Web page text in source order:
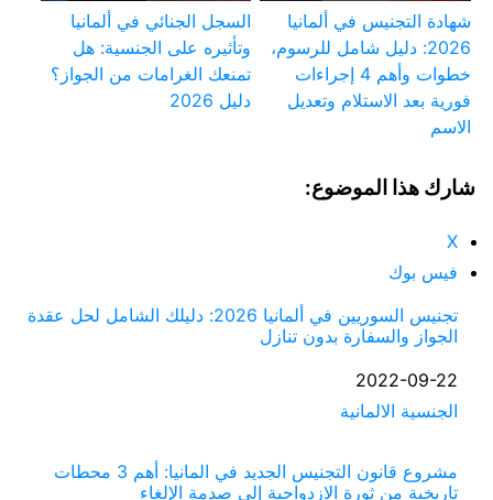
شهادة التجنيس في ألمانيا
2026: دليل شامل للرسوم،
خطوات وأهم 4 إجراءات
فورية بعد الاستلام وتعديل
الاسم
السجل الجنائي في ألمانيا
وتأثيره على الجنسية: هل
تمنعك الغرامات من الجواز؟
دليل 2026
شارك هذا الموضوع:
X
فيس بوك
تجنيس السوريين في ألمانيا 2026: دليلك الشامل لحل عقدة
الجواز والسفارة بدون تنازل
التاريخ
2022-09-22
في ما يتعلق بما يأتي
الجنسية الالمانية
مشروع قانون التجنيس الجديد في المانيا: أهم 3 محطات
تاريخية من ثورة الازدواجية إلى صدمة الإلغاء